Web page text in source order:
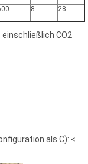
8 28
CO2
als C): <